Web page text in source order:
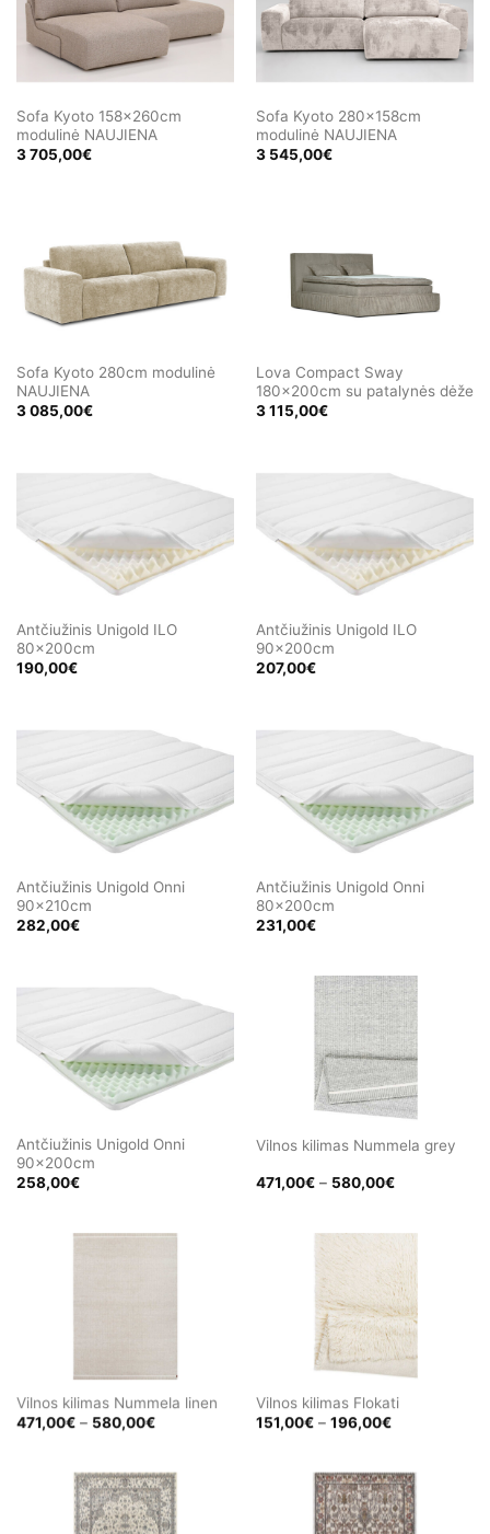
Sofa Kyoto 158x260cm
modulinė NAUJIENA
3 705,00€
Sofa Kyoto 280x158cm
modulinė NAUJIENA
3 545,00€
Sofa Kyoto 280cm modulinė
NAUJIENA
3 085,00€
Lova Compact Sway
180x200cm su patalynės dėže
3 115,00€
Antčiužinis Unigold ILO
80x200cm
190,00€
Antčiužinis Unigold ILO
90x200cm
207,00€
Antčiužinis Unigold Onni
90x210cm
282,00€
Antčiužinis Unigold Onni
80x200cm
231,00€
Antčiužinis Unigold Onni
90x200cm
258,00€
Vilnos kilimas Nummela grey
471,00€ – 580,00€Price
580,00€
Vilnos kilimas Nummela linen
471,00€ – 580,00€Price
580,00€
Vilnos kilimas Flokati
151,00€ – 196,00€Price
196,00€